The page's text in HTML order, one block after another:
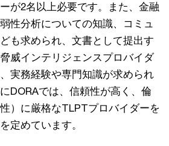
が2名以上必要です。また、金融
性分析についての知識、コミュ
も求められ、文書として提出す
威インテリジェンスプロバイダ
実務経験や専門知識が求められ
DORAでは、信頼性が高く、倫
）に厳格なTLPTプロバイダーを
定めています。